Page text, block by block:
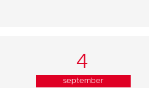
4
september